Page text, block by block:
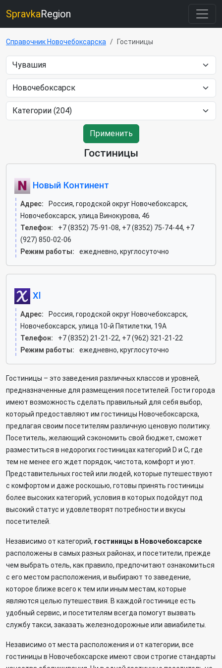
SpravkaRegion
Справочник Новочебоксарска Гостиницы
Применить
Гостиницы
Новый Континент
Адрес:
Россия, городской округ Новочебоксарск,
Новочебоксарск, улица Винокурова, 46
Телефон:
+7 (8352) 75-91-08, +7 (8352) 75-74-44, +7
(927) 850-02-06
Режим работы:
ежедневно, круглосуточно
Xl
Адрес:
Россия, городской округ Новочебоксарск,
Новочебоксарск, улица 10-й Пятилетки, 19А
Телефон:
+7 (8352) 21-21-22, +7 (962) 321-21-22
Режим работы:
ежедневно, круглосуточно
Гостиницы – это заведения различных классов и уровней,
предназначенные для размещения посетителей. Гости города
имеют возможность сделать правильный для себя выбор,
который предоставляют им гостиницы Новочебоксарска,
предлагая своим посетителям различную ценовую политику.
Посетитель, желающий сэкономить свой бюджет, сможет
разместиться в недорогих гостиницах категорий D и C, где
тем не менее его ждет порядок, чистота, комфорт и уют.
Представительных гостей или людей, которые путешествуют
с комфортом и даже роскошью, готовы принять гостиницы
более высоких категорий, условия в которых подойдут под
высокий статус и удовлетворят потребности и вкусы
посетителей.
Независимо от категорий, гостиницы в Новочебоксарске
расположены в самых разных районах, и посетители, прежде
чем выбрать отель, как правило, предпочитают ознакомиться
с его местом расположения, и выбирают то заведение,
которое ближе всего к тем или иным местам, которые
являются целью путешествия. В каждой гостинице есть
удобный сервис, и посетителям всегда помогут вызвать
службу такси, заказать железнодорожные или авиабилеты.
Независимо от места расположения и от категории, все
гостиницы в Новочебоксарске имеют свои строгие стандарты